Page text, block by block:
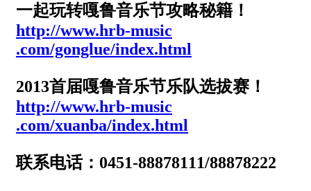
一起玩转嘎鲁音乐节攻略秘籍！
http://www.hrb-music
.com/gonglue/index.html
2013首届嘎鲁音乐节乐队选拔赛！
http://www.hrb-music
.com/xuanba/index.html
联系电话：0451-88878111/88878222